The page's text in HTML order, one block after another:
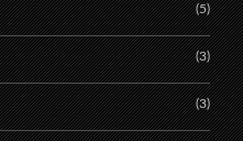
(5)
(3)
(3)